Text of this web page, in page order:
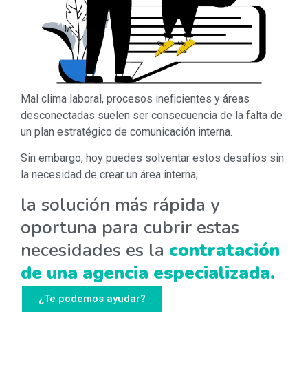
Mal clima laboral, procesos ineficientes y áreas
desconectadas suelen ser consecuencia de la falta de
un plan estratégico de comunicación interna.
Sin embargo, hoy puedes solventar estos desafíos sin
la necesidad de crear un área interna;
la solución más rápida y
oportuna para cubrir estas
necesidades es la contratación
de una agencia especializada.
¿Te podemos ayudar?